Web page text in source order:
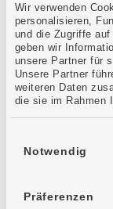
Wir verwenden
personalisieren,
und die Zugriffe
geben wir
unsere Partner für
Unsere Partner
weiteren Daten
die sie im Rahmen
Notwendig
Präferenzen
Mehr